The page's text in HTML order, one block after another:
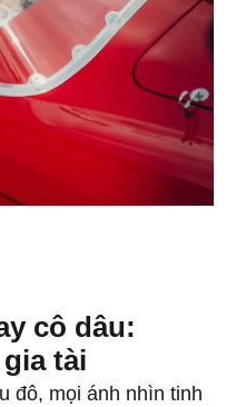
cô dâu:
tài
đô, mọi ánh nhìn tinh